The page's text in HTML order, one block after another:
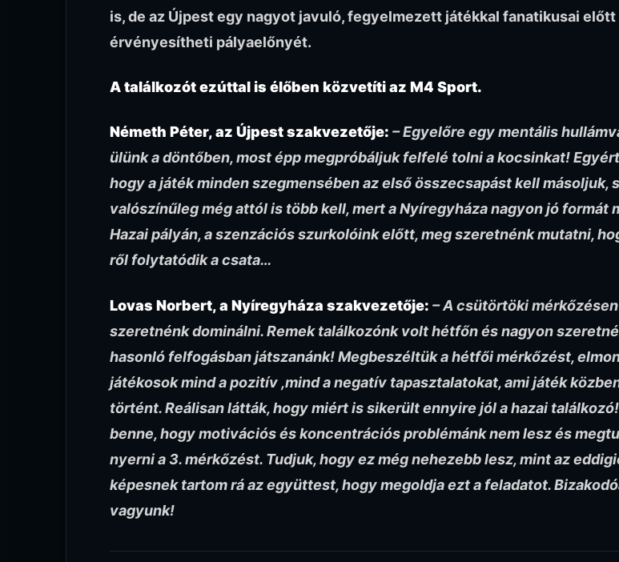
is, de az Újpest egy nagyot javuló, fegyelmezett játékkal fanatikusai előtt
érvényesítheti pályaelőnyét.
A találkozót ezúttal is élőben közvetíti az M4 Sport.
Németh Péter, az Újpest szakvezetője: – Egyelőre egy mentális
ülünk a döntőben, most épp megpróbáljuk felfelé tolni a kocsinkat!
hogy a játék minden szegmensében az első összecsapást kell másoljuk,
valószínűleg még attól is több kell, mert a Nyíregyháza nagyon jó formát
Hazai pályán, a szenzációs szurkolóink előtt, meg szeretnénk mutatni,
ről folytatódik a csata…
Lovas Norbert, a Nyíregyháza szakvezetője: – A csütörtöki
szeretnénk dominálni. Remek találkozónk volt hétfőn és nagyon
hasonló felfogásban játszanánk! Megbeszéltük a hétfői mérkőzést,
játékosok mind a pozitív ,mind a negatív tapasztalatokat, ami játék
történt. Reálisan látták, hogy miért is sikerült ennyire jól a hazai
benne, hogy motivációs és koncentrációs problémánk nem lesz és
nyerni a 3. mérkőzést. Tudjuk, hogy ez még nehezebb lesz, mint az
képesnek tartom rá az együttest, hogy megoldja ezt a feladatot.
vagyunk!